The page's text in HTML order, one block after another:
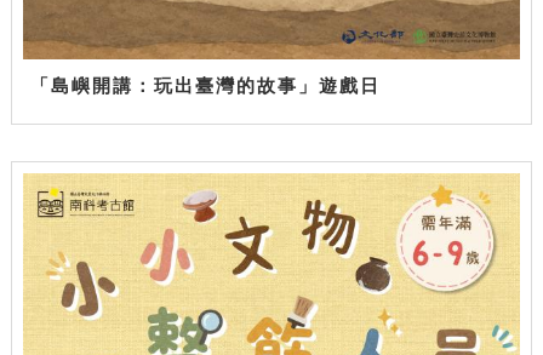
「島嶼開講：玩出臺灣的故事」遊戲日